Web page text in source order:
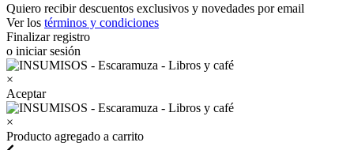
Quiero recibir descuentos exclusivos y novedades por email
Ver los términos y condiciones
Finalizar registro
o iniciar sesión
×
Aceptar
×
Producto agregado a carrito